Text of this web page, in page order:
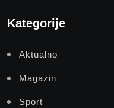
Kategorije
Aktualno
Magazin
Sport